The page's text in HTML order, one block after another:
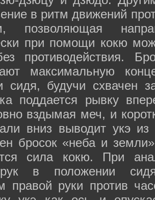
в ритм движений
позволяющая
при помощи кокю
противодействия.
максимальную
сидя, будучи схвачен
поддается рывку
вздымая меч, и
вниз выводит укэ
бросок «неба и
сила кокю. При
рук в положении
правой руки против